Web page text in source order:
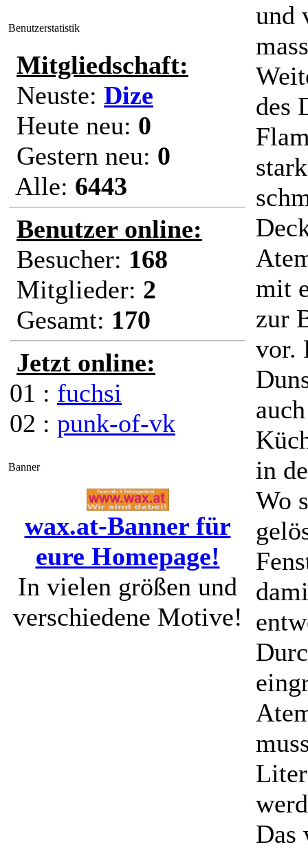
Benutzerstatistik
Mitgliedschaft:
Neuste: Dize
Heute neu: 0
Gestern neu: 0
Alle: 6443
Benutzer online:
Besucher: 168
Mitglieder: 2
Gesamt: 170
Jetzt online:
01 : fuchsi
02 : punk-of-vk
Banner
wax.at-Banner für
eure Homepage!
In vielen größen und
verschiedene Motive!
und
des
mit
zur
vor.
in
Wo
Das